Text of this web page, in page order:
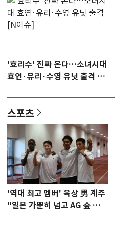
'효리수' 진짜 온다…소녀시대
효연·유리·수영 유닛 출격 [N
스포츠
'역대 최고 멤버' 육상 男 계주
"일본 가뿐히 넘고 AG 金 따겠